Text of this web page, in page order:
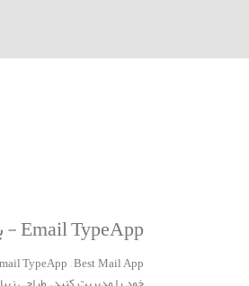
Email TypeApp - برنامه اندرویدی مدیریت ایمیل